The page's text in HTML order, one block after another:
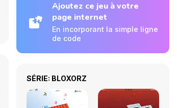
Ajoutez ce jeu à votre
page internet
En incorporant la simple ligne
de code
SÉRIE: BLOXORZ